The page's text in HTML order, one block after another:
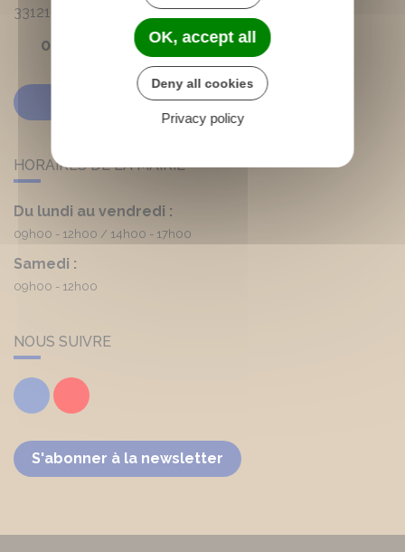
33121
05 56 03 90 20
Contactez-nous
HORAIRES DE LA MAIRIE
Du lundi au vendredi :
09h00 - 12h00 14h00 - 17h00
Samedi :
09h00 - 12h00
NOUS SUIVRE
FacebookYoutube
S'abonner à la newsletter
OK, accept all
Deny all cookies
Privacy policy